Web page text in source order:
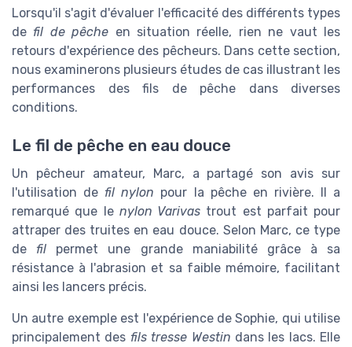
Lorsqu'il s'agit d'évaluer l'efficacité des différents types
de fil de pêche en situation réelle, rien ne vaut les
retours d'expérience des pêcheurs. Dans cette section,
nous examinerons plusieurs études de cas illustrant les
performances des fils de pêche dans diverses
conditions.
Le fil de pêche en eau douce
Un pêcheur amateur, Marc, a partagé son avis sur
l'utilisation de fil nylon pour la pêche en rivière. Il a
remarqué que le nylon Varivas trout est parfait pour
attraper des truites en eau douce. Selon Marc, ce type
de fil permet une grande maniabilité grâce à sa
résistance à l'abrasion et sa faible mémoire, facilitant
ainsi les lancers précis.
Un autre exemple est l'expérience de Sophie, qui utilise
principalement des fils tresse Westin dans les lacs. Elle